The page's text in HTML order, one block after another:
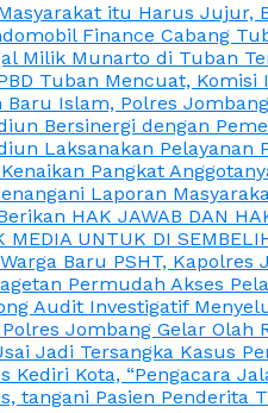
itu Harus
Finance Cabang
Milik Munarto di Tuban
Tuban Mencuat, Komisi
Islam, Polres
Bersinergi dengan
Laksanakan
Pangkat
Laporan
HAK JAWAB DAN
MEDIA UNTUK DI
Baru PSHT,
Permudah Akses
Audit Investigatif
Jombang Gelar Olah
Jadi Tersangka Kasus
Kota, “Pengacara
tangani Pasien Penderita